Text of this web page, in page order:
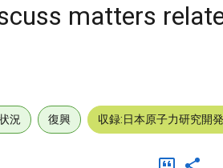
matters
況 復興 収録:日本原子力研究開